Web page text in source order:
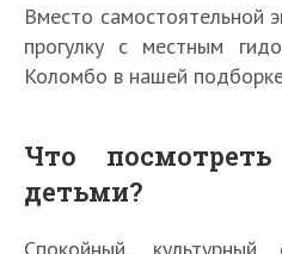
Вместо самостоятельной
прогулку с местным
Коломбо в нашей
Что
детьми?
Спокойный,